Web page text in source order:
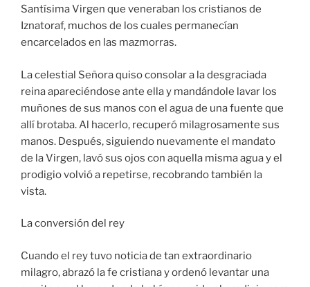
Santísima Virgen que veneraban los cristianos de
Iznatoraf, muchos de los cuales permanecían
encarcelados en las mazmorras.
La celestial Señora quiso consolar a la desgraciada
reina apareciéndose ante ella y mandándole lavar los
muñones de sus manos con el agua de una fuente que
allí brotaba. Al hacerlo, recuperó milagrosamente sus
manos. Después, siguiendo nuevamente el mandato
de la Virgen, lavó sus ojos con aquella misma agua y el
prodigio volvió a repetirse, recobrando también la
vista.
La conversión del rey
Cuando el rey tuvo noticia de tan extraordinario
milagro, abrazó la fe cristiana y ordenó levantar una